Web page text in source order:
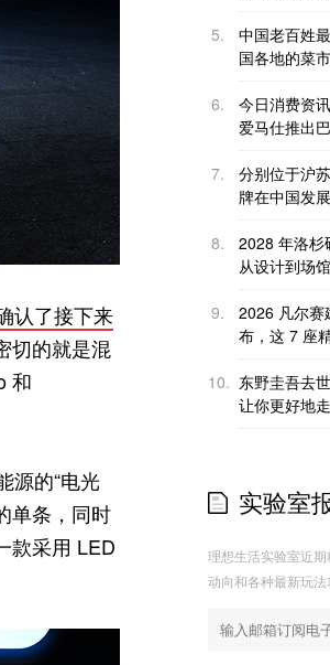
认了接下来
切的就是混
和
源的“电光
单条，同时
款采用 LED
5.
中国老百姓
国各地的菜
6.
今日消费资
爱马仕推出
7.
分别位于沪
牌在中国发
8.
2028 年洛杉
从设计到场
9.
2026 凡尔赛
布，这 7 座
10. 东野圭吾去
让你更好地
实验室
理想生活实验室近
动向和各种最新玩法